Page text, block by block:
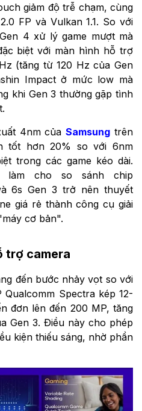
giảm độ trễ chạm, cùng
FP và Vulkan 1.1. So với
4 xử lý game mượt mà
biệt với màn hình hỗ trợ
(tăng từ 120 Hz của Gen
Impact ở mức low mà
khi Gen 3 thường gặp tình
4nm củaSamsung trên
tốt hơn 20% so với 6nm
trong các game kéo dài.
làm cho so sánh chip
6s Gen 3 trở nên thuyết
giá rẻ thành công cụ giải
cơ bản".
trợ camera
đến bước nhảy vọt so với
Qualcomm Spectra kép 12-
đơn lên đến 200 MP, tăng
Gen 3. Điều này cho phép
kiện thiếu sáng, nhờ phần